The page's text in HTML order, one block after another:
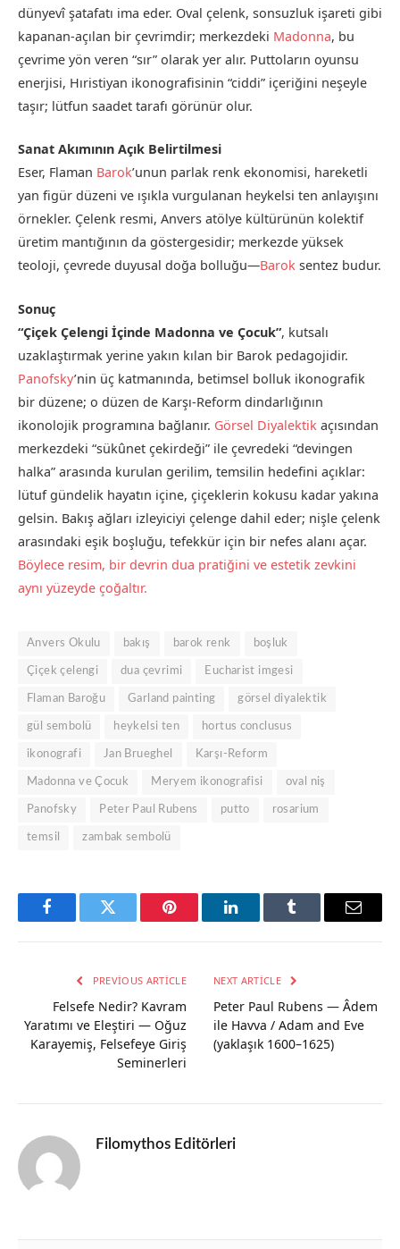
dünyevî şatafatı ima eder. Oval çelenk, sonsuzluk işareti gibi
kapanan-açılan bir çevrimdir; merkezdeki Madonna, bu
çevrime yön veren “sır” olarak yer alır. Puttoların oyunsu
enerjisi, Hıristiyan ikonografisinin “ciddi” içeriğini neşeyle
taşır; lütfun saadet tarafı görünür olur.
Sanat Akımının Açık Belirtilmesi
Eser, Flaman Barok’unun parlak renk ekonomisi, hareketli
yan figür düzeni ve ışıkla vurgulanan heykelsi ten anlayışını
örnekler. Çelenk resmi, Anvers atölye kültürünün kolektif
üretim mantığının da göstergesidir; merkezde yüksek
teoloji, çevrede duyusal doğa bolluğu—Barok sentez budur.
Sonuç
“Çiçek Çelengi İçinde Madonna ve Çocuk”, kutsalı
uzaklaştırmak yerine yakın kılan bir Barok pedagojidir.
Panofsky’nin üç katmanında, betimsel bolluk ikonografik
bir düzene; o düzen de Karşı-Reform dindarlığının
ikonolojik programına bağlanır. Görsel Diyalektik açısından
merkezdeki “sükûnet çekirdeği” ile çevredeki “devingen
halka” arasında kurulan gerilim, temsilin hedefini açıklar:
lütuf gündelik hayatın içine, çiçeklerin kokusu kadar yakına
gelsin. Bakış ağları izleyiciyi çelenge dahil eder; nişle çelenk
arasındaki eşik boşluğu, tefekkür için bir nefes alanı açar.
Böylece resim, bir devrin dua pratiğini ve estetik zevkini
aynı yüzeyde çoğaltır.
Anvers Okulu bakış barok renk boşluk
Çiçek çelengi dua çevrimi Eucharist imgesi
Flaman Baroğu Garland painting görsel diyalektik
gül sembolü heykelsi ten hortus conclusus
ikonografi Jan Brueghel Karşı-Reform
Madonna ve Çocuk Meryem ikonografisi oval niş
Panofsky Peter Paul Rubens putto rosarium
temsil zambak sembolü
FacebookTwitter Pinterest LinkedInTumblr Email
PREVIOUS ARTICLE
Felsefe Nedir? Kavram
Yaratımı ve Eleştiri — Oğuz
Karayemiş, Felsefeye Giriş
Seminerleri
NEXT ARTICLE
Peter Paul Rubens — Âdem
ile Havva / Adam and Eve
(yaklaşık 1600–1625)
Filomythos Editörleri